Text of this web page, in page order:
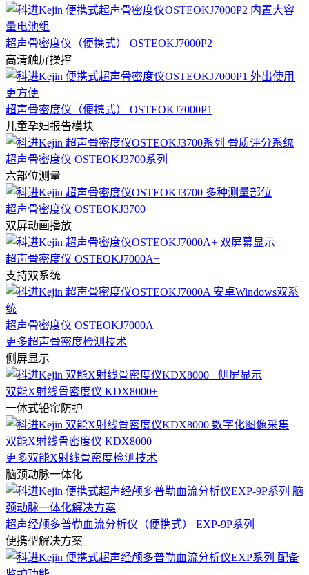
超声骨密度仪（便携式） OSTEOKJ7000P2
高清触屏操控
超声骨密度仪（便携式） OSTEOKJ7000P1
儿童孕妇报告模块
超声骨密度仪 OSTEOKJ3700系列
六部位测量
超声骨密度仪 OSTEOKJ3700
双屏动画播放
超声骨密度仪 OSTEOKJ7000A+
支持双系统
超声骨密度仪 OSTEOKJ7000A
更多超声骨密度检测技术
侧屏显示
双能X射线骨密度仪 KDX8000+
一体式铅帘防护
双能X射线骨密度仪 KDX8000
更多双能X射线骨密度检测技术
脑颈动脉一体化
超声经颅多普勒血流分析仪（便携式） EXP-9P系列
便携型解决方案